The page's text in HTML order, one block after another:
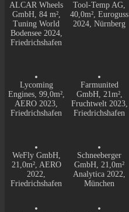
ALCAR Wheels
GmbH, 84 m²,
Tuning World
Bodensee 2024,
Friedrichshafen
Tool-Temp AG,
40,0m², Euroguss
2024, Nürnberg
Lycoming
Engines, 99,0m²,
AERO 2023,
Friedrichshafen
Farmunited
GmbH, 21m²,
Fruchtwelt 2023,
Friedrichshafen
WeFly GmbH,
21,0m², AERO
2022,
Friedrichshafen
Schneeberger
GmbH, 21,0m²
Analytica 2022,
München